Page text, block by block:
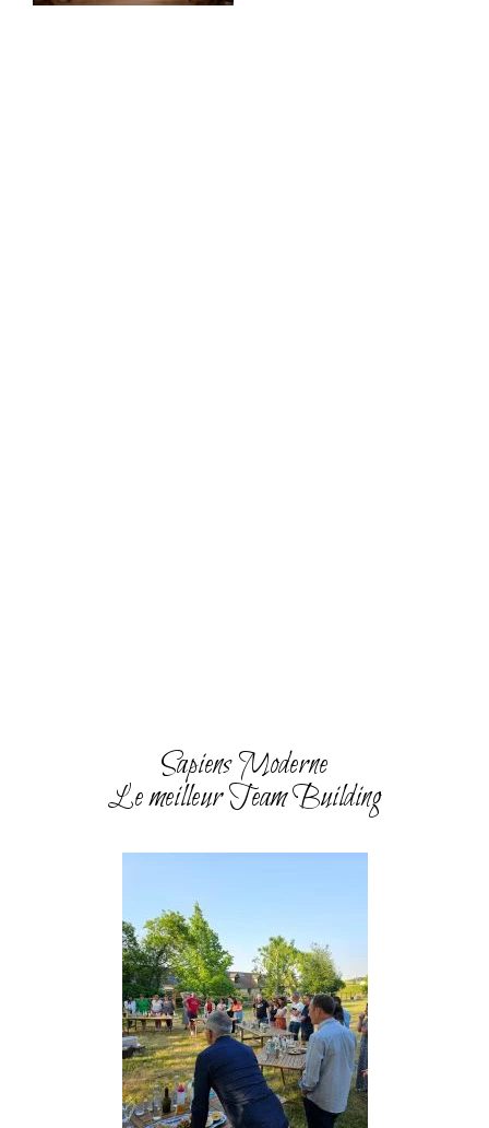
Sapiens Moderne
Le meilleur Team Building